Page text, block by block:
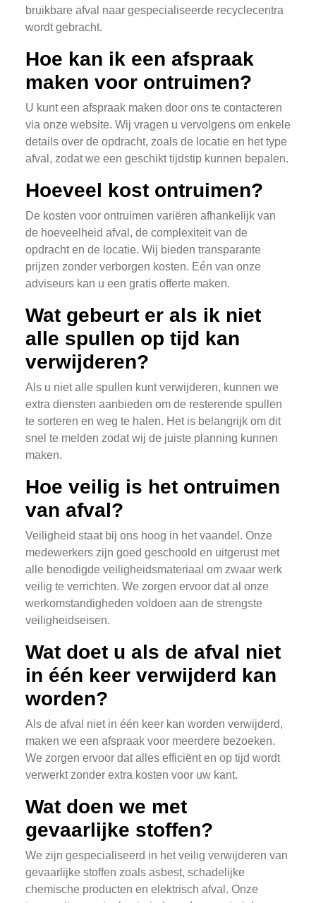
bruikbare afval naar gespecialiseerde recyclecentra
wordt gebracht.
Hoe kan ik een afspraak
maken voor ontruimen?
U kunt een afspraak maken door ons te contacteren
via onze website. Wij vragen u vervolgens om enkele
details over de opdracht, zoals de locatie en het type
afval, zodat we een geschikt tijdstip kunnen bepalen.
Hoeveel kost ontruimen?
De kosten voor ontruimen variëren afhankelijk van
de hoeveelheid afval, de complexiteit van de
opdracht en de locatie. Wij bieden transparante
prijzen zonder verborgen kosten. Eén van onze
adviseurs kan u een gratis offerte maken.
Wat gebeurt er als ik niet
alle spullen op tijd kan
verwijderen?
Als u niet alle spullen kunt verwijderen, kunnen we
extra diensten aanbieden om de resterende spullen
te sorteren en weg te halen. Het is belangrijk om dit
snel te melden zodat wij de juiste planning kunnen
maken.
Hoe veilig is het ontruimen
van afval?
Veiligheid staat bij ons hoog in het vaandel. Onze
medewerkers zijn goed geschoold en uitgerust met
alle benodigde veiligheidsmateriaal om zwaar werk
veilig te verrichten. We zorgen ervoor dat al onze
werkomstandigheden voldoen aan de strengste
veiligheidseisen.
Wat doet u als de afval niet
in één keer verwijderd kan
worden?
Als de afval niet in één keer kan worden verwijderd,
maken we een afspraak voor meerdere bezoeken.
We zorgen ervoor dat alles efficiënt en op tijd wordt
verwerkt zonder extra kosten voor uw kant.
Wat doen we met
gevaarlijke stoffen?
We zijn gespecialiseerd in het veilig verwijderen van
gevaarlijke stoffen zoals asbest, schadelijke
chemische producten en elektrisch afval. Onze